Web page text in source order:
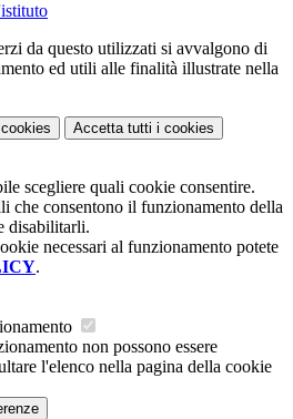
da questo utilizzati si avvalgono di
ed utili alle finalità illustrate nella
Accetta tutti i cookies
scegliere quali cookie consentire.
che consentono il funzionamento della
disabilitarli.
necessari al funzionamento potete
.
non possono essere
l'elenco nella pagina della cookie